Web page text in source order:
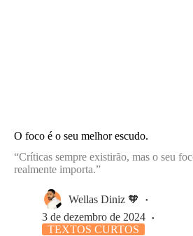
O foco é o seu melhor escudo.
“Críticas sempre existirão, mas o seu
realmente importa.”
Wellas Diniz 🧡
3 de dezembro de 2024
TEXTOS CURTOS